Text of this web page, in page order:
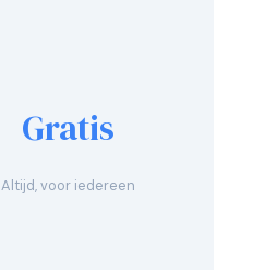
Gratis
Altijd, voor iedereen